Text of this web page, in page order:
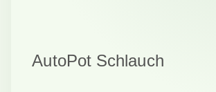
AutoPot Schlauch